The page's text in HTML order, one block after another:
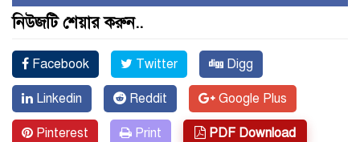
নিউজটি শেয়ার করুন..
Facebook Twitter Digg
Linkedin Reddit Google Plus
Pinterest Print PDF Download